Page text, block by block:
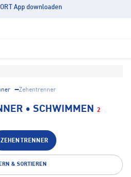
App downloaden
Zehentrenner
• SCHWIMMEN 2
ZEHENTRENNER
& SORTIEREN